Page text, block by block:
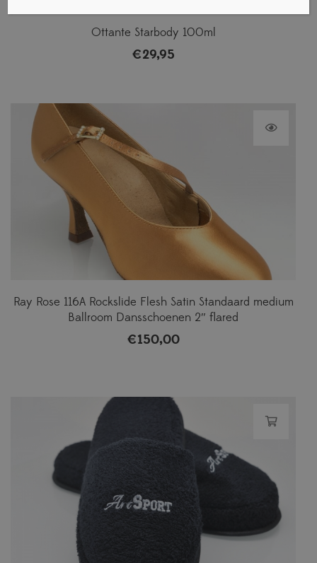
Ottante Starbody 100ml
€29,95
Ray Rose 116A Rockslide Flesh Satin Standaard medium
Ballroom Dansschoenen 2″ flared
€150,00